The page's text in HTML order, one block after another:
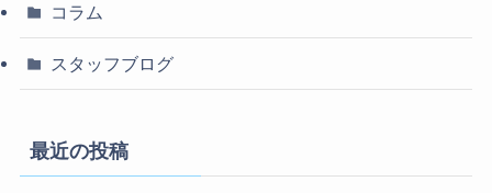
コラム
スタッフブログ
最近の投稿